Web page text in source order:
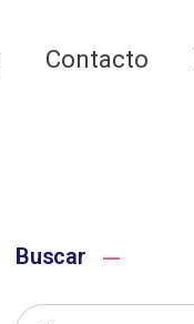
Contacto
Buscar